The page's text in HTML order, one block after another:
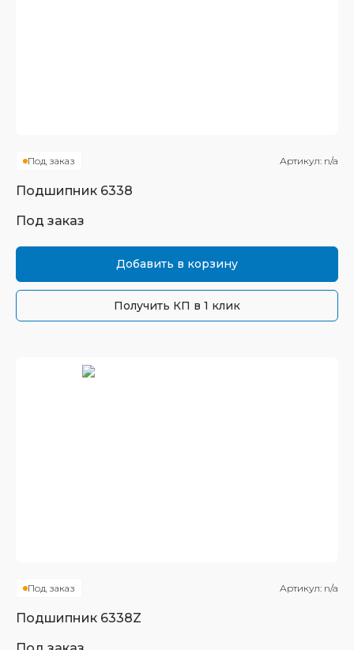
Под заказ Артикул: n/a
Подшипник 6338
Под заказ
Добавить в корзину
Получить КП в 1 клик
Под заказ Артикул: n/a
Подшипник 6338Z